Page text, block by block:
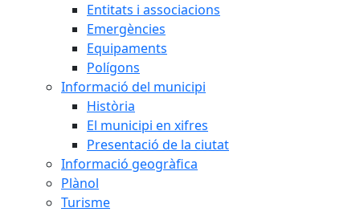
Entitats i associacions
Emergències
Equipaments
Polígons
Informació del municipi
Història
El municipi en xifres
Presentació de la ciutat
Informació geogràfica
Plànol
Turisme